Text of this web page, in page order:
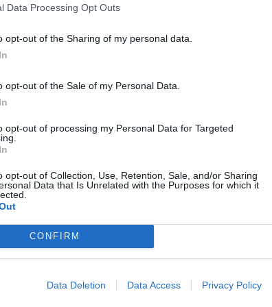
Data Processing Opt Outs
opt-out of the Sharing of my personal data.
opt-out of the Sale of my Personal Data.
opt-out of processing my Personal Data for Targeted
opt-out of Collection, Use, Retention, Sale, and/or Sharing
Data that Is Unrelated with the Purposes for which it
CONFIRM
Data Deletion Data Access Privacy Policy
Psychologies, εξομολογήθηκε τα
Νταλάρα: «Δεν έχω καλά αισθήματα
που δεν φοβάμαι να την πω».
αντικειμενική και ζήτησε
σέβομαι σαν καλλιτέχνη, αλλά
δεν φοβάμαι να την πω – να, την
δεν είμαι αντικειμενική.
τα λεφτά»
Άννα Βίσση μίλησε για τους άνδρες